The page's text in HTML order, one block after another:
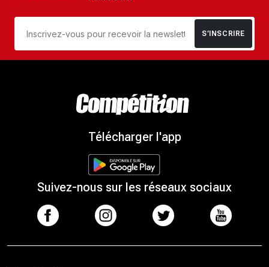
S’INSCRIRE
Télécharger l'app
Suivez-nous sur les réseaux sociaux